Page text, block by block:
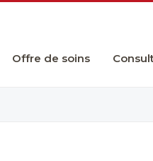
Offre de soins